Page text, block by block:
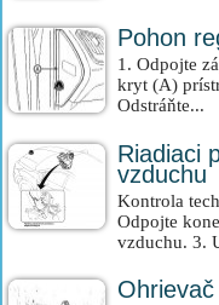
Pohon
1. Odpojte
kryt (A)
Odstráňte...
Riadiaci
vzduchu
Kontrola
Odpojte
vzduchu. 3.